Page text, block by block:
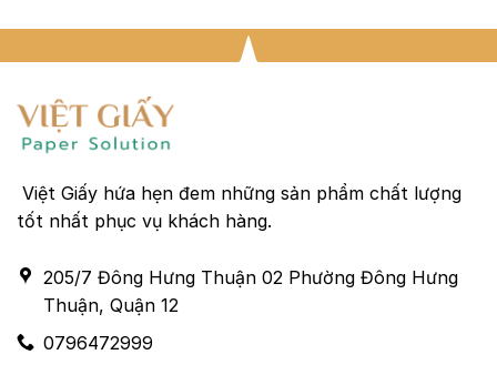
Việt Giấy hứa hẹn đem những sản phẩm chất lượng
tốt nhất phục vụ khách hàng.
205/7 Đông Hưng Thuận 02 Phường Đông Hưng
Thuận, Quận 12
0796472999